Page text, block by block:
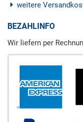
weitere
BEZAHLINFO
Wir liefern per